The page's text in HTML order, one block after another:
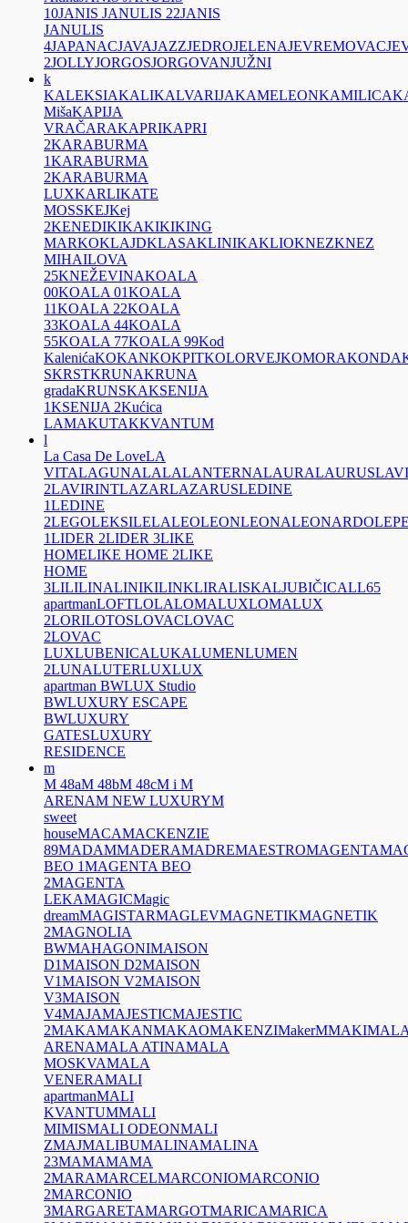
10JANIS JANULIS 22JANIS
JANULIS
4JAPANACJAVAJAZZJEDROJELENAJEVREMOVAC
2JOLLYJORGOSJORGOVANJUŽNI
k
KALEKSIAKALIKALVARIJAKAMELEONKAMILICA
MišaKAPIJA
VRAČARAKAPRIKAPRI
2KARABURMA
1KARABURMA
2KARABURMA
LUXKARLIKATE
MOSSKEJKej
2KENEDIKIKAKIKIKING
MARKOKLAJDKLASAKLINIKAKLIOKNEZKNEZ
MIHAILOVA
25KNEŽEVINAKOALA
00KOALA 01KOALA
11KOALA 22KOALA
33KOALA 44KOALA
55KOALA 77KOALA 99Kod
KalenićaKOKANKOKPITKOLORVEJKOMORAKONDA
SKRSTKRUNAKRUNA
gradaKRUNSKAKSENIJA
1KSENIJA 2Kućica
LAMAKUTAKKVANTUM
l
La Casa De LoveLA
VITALAGUNALALALANTERNALAURALAURUS
2LAVIRINTLAZARLAZARUSLEDINE
1LEDINE
2LEGOLEKSILELALEOLEONLEONALEONARDO
1LIDER 2LIDER 3LIKE
HOMELIKE HOME 2LIKE
HOME
3LILILINALINIKILINKLIRALISKALJUBIČICALL65
apartmanLOFTLOLALOMALUXLOMALUX
2LORILOTOSLOVACLOVAC
2LOVAC
LUXLUBENICALUKALUMENLUMEN
2LUNALUTERLUXLUX
apartman BWLUX Studio
BWLUXURY ESCAPE
BWLUXURY
GATESLUXURY
RESIDENCE
m
M 48aM 48bM 48cM i M
ARENAM NEW LUXURYM
sweet
houseMACAMACKENZIE
89MADAMMADERAMADREMAESTROMAGENTA
BEO 1MAGENTA BEO
2MAGENTA
LEKAMAGICMagic
dreamMAGISTARMAGLEVMAGNETIKMAGNETIK
2MAGNOLIA
BWMAHAGONIMAISON
D1MAISON D2MAISON
V1MAISON V2MAISON
V3MAISON
V4MAJAMAJESTICMAJESTIC
2MAKAMAKANMAKAOMAKENZIMakerMMAKI
ARENAMALA ATINAMALA
MOSKVAMALA
VENERAMALI
apartmanMALI
KVANTUMMALI
MIMISMALI ODEONMALI
ZMAJMALIBUMALINAMALINA
23MAMAMAMA
2MARAMARCELMARCONIOMARCONIO
2MARCONIO
3MARGARETAMARGOTMARICAMARICA